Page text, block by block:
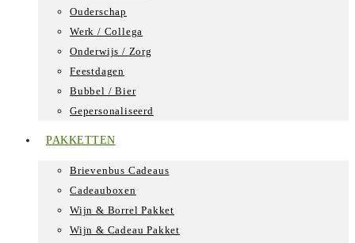
Ouderschap
Werk / Collega
Onderwijs / Zorg
Feestdagen
Bubbel / Bier
Gepersonaliseerd
PAKKETTEN
Brievenbus Cadeaus
Cadeauboxen
Wijn & Borrel Pakket
Wijn & Cadeau Pakket